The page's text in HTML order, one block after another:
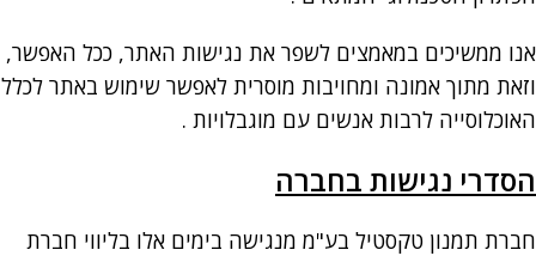
אנו ממשיכים במאמצים לשפר את נגישות האתר, ככל האפשר,
וזאת מתוך אמונה ומחויבות מוסרית לאפשר שימוש באתר לכלל
האוכלוסייה לרבות אנשים עם מוגבלויות .
הסדרי נגישות בחברה
חברת תמנון טקסטיל בע"מ מנגישה בימים אלו בליווי חברת